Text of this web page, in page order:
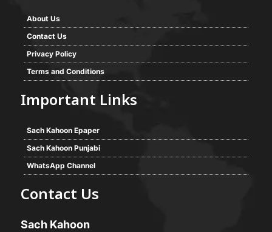
About Us
Contact Us
Privacy Policy
Terms and Conditions
Important Links
Sach Kahoon Epaper
Sach Kahoon Punjabi
WhatsApp Channel
Contact Us
Sach Kahoon